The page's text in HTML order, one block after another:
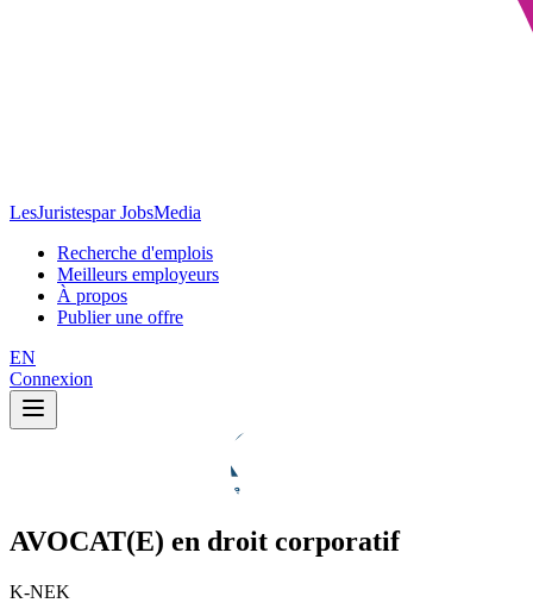
LesJuristespar JobsMedia
Recherche d'emplois
Meilleurs employeurs
À propos
Publier une offre
EN
Connexion
AVOCAT(E) en droit corporatif
K-NEK